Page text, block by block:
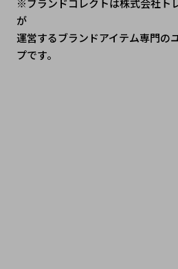
※ブランドコレクトは株式会社ト
が
運営するブランドアイテム専門の
プです。